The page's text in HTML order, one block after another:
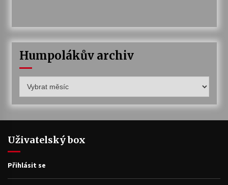
Humpolákův archiv
archiv
Uživatelský box
Přihlásit se